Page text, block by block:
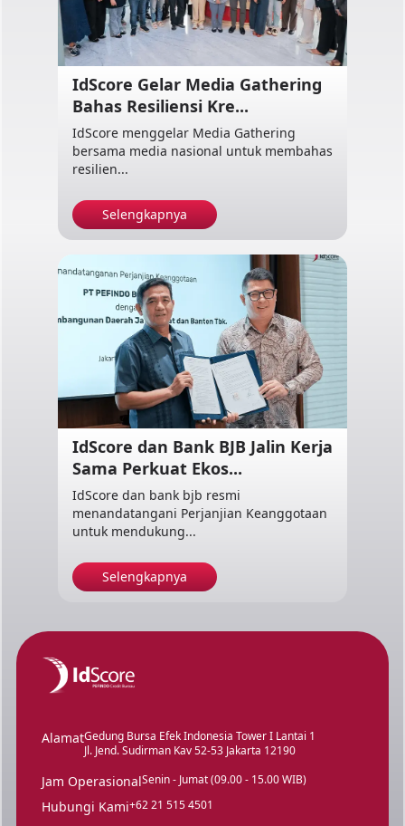
IdScore Gelar Media Gathering
Bahas Resiliensi Kre...
IdScore menggelar Media Gathering
bersama media nasional untuk membahas
resilien...
Selengkapnya
IdScore dan Bank BJB Jalin Kerja
Sama Perkuat Ekos...
IdScore dan bank bjb resmi
menandatangani Perjanjian Keanggotaan
untuk mendukung...
Selengkapnya
AlamatGedung Bursa Efek Indonesia Tower I Lantai 1
Jl. Jend. Sudirman Kav 52-53 Jakarta 12190
Jam OperasionalSenin - Jumat (09.00 - 15.00 WIB)
Hubungi Kami+62 21 515 4501